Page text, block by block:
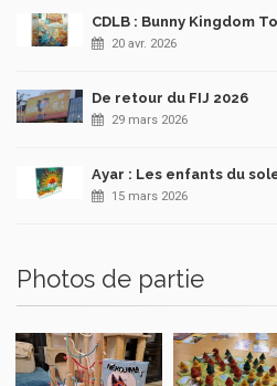
CDLB : Bunny Kingdom
20 avr. 2026
De retour du FIJ 2026
29 mars 2026
Ayar : Les enfants du
15 mars 2026
Photos de partie